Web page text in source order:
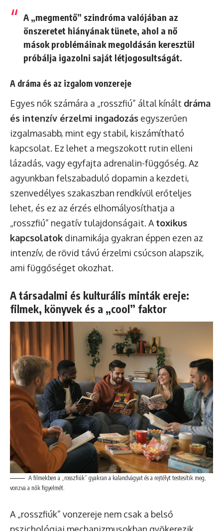
A „megmentő” szindróma valójában az
önszeretet hiányának tünete, ahol a nő
mások problémáinak megoldásán keresztül
próbálja igazolni saját létjogosultságát.
A dráma és az izgalom vonzereje
Egyes nők számára a „rosszfiú” által kínált dráma
és intenzív érzelmi ingadozás egyszerűen
izgalmasabb, mint egy stabil, kiszámítható
kapcsolat. Ez lehet a megszokott rutin elleni
lázadás, vagy egyfajta adrenalin-függőség. Az
agyunkban felszabaduló dopamin a kezdeti,
szenvedélyes szakaszban rendkívül erőteljes
lehet, és ez az érzés elhomályosíthatja a
„rosszfiú” negatív tulajdonságait. A toxikus
kapcsolatok dinamikája gyakran éppen ezen az
intenzív, de rövid távú érzelmi csúcson alapszik,
ami függőséget okozhat.
A társadalmi és kulturális minták ereje:
filmek, könyvek és a „cool” faktor
A filmekben a „rosszfiúk” gyakran a kalandvágyat és a rejtélyt testesítik meg,
vonzva a nők figyelmét.
A „rosszfiúk” vonzereje nem csak a belső
pszichológiai mechanizmusokban gyökerezik,